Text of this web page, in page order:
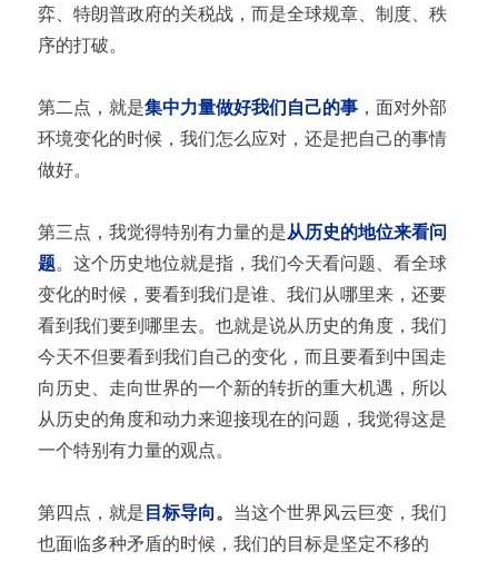
弈、特朗普政府的关税战，而是全球规章、制度、秩
序的打破。
第二点，就是集中力量做好我们自己的事，面对外部
环境变化的时候，我们怎么应对，还是把自己的事情
做好。
第三点，我觉得特别有力量的是从历史的地位来看问
题。这个历史地位就是指，我们今天看问题、看全球
变化的时候，要看到我们是谁、我们从哪里来，还要
看到我们要到哪里去。也就是说从历史的角度，我们
今天不但要看到我们自己的变化，而且要看到中国走
向历史、走向世界的一个新的转折的重大机遇，所以
从历史的角度和动力来迎接现在的问题，我觉得这是
一个特别有力量的观点。
第四点，就是目标导向。 当这个世界风云巨变，我们
也面临多种矛盾的时候，我们的目标是坚定不移的